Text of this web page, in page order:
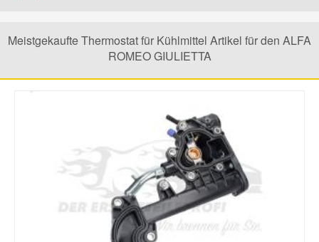
Meistgekaufte Thermostat für Kühlmittel Artikel für den ALFA
ROMEO GIULIETTA
Lancia Ersatzteile
Mini Ersatzteile
Mitsubishi Ersatzteile